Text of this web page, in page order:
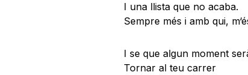
I una llista que no acaba.
Sempre més i amb qui,
I se que algun moment
Tornar al teu carrer